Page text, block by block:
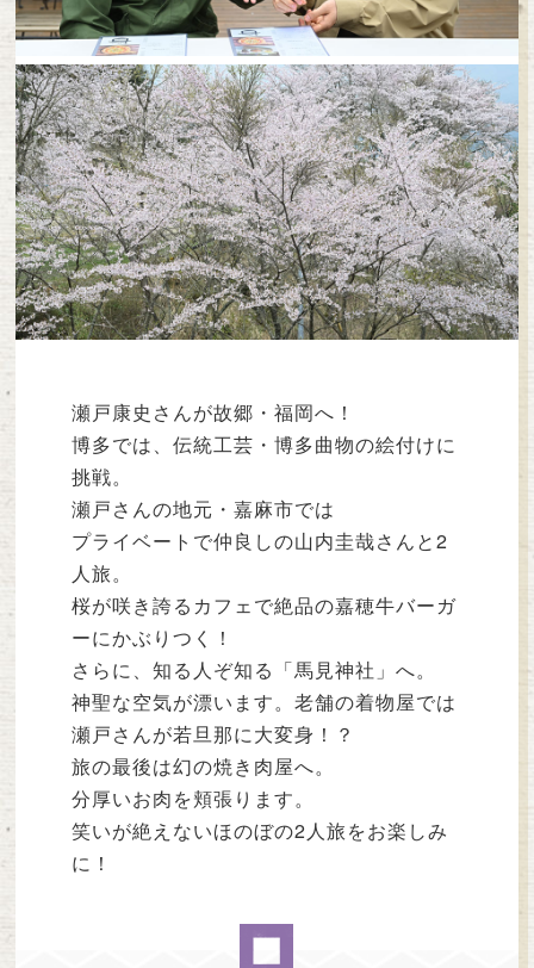
瀬戸康史さんが故郷・福岡へ！
博多では、伝統工芸・博多曲物の絵付けに
挑戦。
瀬戸さんの地元・嘉麻市では
プライベートで仲良しの山内圭哉さんと2
人旅。
桜が咲き誇るカフェで絶品の嘉穂牛バーガ
ーにかぶりつく！
さらに、知る人ぞ知る「馬見神社」へ。
神聖な空気が漂います。老舗の着物屋では
瀬戸さんが若旦那に大変身！？
旅の最後は幻の焼き肉屋へ。
分厚いお肉を頬張ります。
笑いが絶えないほのぼの2人旅をお楽しみ
に！